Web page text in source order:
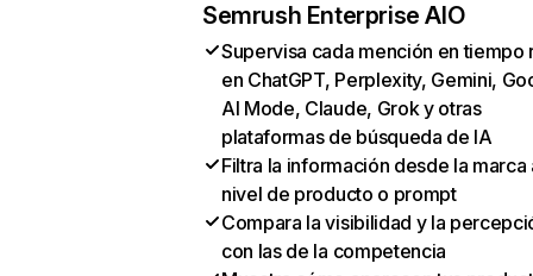
Semrush Enterprise AIO
Supervisa cada mención en tiempo
en ChatGPT, Perplexity, Gemini,
AI Mode, Claude, Grok y otras
plataformas de búsqueda de IA
Filtra la información desde la marca
nivel de producto o prompt
Compara la visibilidad y la
con las de la competencia